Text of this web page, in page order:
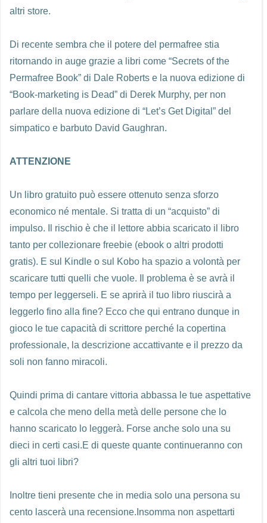
altri store.
Di recente sembra che il potere del permafree stia
ritornando in auge grazie a libri come “Secrets of the
Permafree Book” di Dale Roberts e la nuova edizione di
“Book-marketing is Dead” di Derek Murphy, per non
parlare della nuova edizione di “Let’s Get Digital” del
simpatico e barbuto David Gaughran.
ATTENZIONE
Un libro gratuito può essere ottenuto senza sforzo
economico né mentale. Si tratta di un “acquisto” di
impulso. Il rischio è che il lettore abbia scaricato il libro
tanto per collezionare freebie (ebook o altri prodotti
gratis). E sul Kindle o sul Kobo ha spazio a volontà per
scaricare tutti quelli che vuole. Il problema è se avrà il
tempo per leggerseli. E se aprirà il tuo libro riuscirà a
leggerlo fino alla fine? Ecco che qui entrano dunque in
gioco le tue capacità di scrittore perché la copertina
professionale, la descrizione accattivante e il prezzo da
soli non fanno miracoli.
Quindi prima di cantare vittoria abbassa le tue aspettative
e calcola che meno della metà delle persone che lo
hanno scaricato lo leggerà. Forse anche solo una su
dieci in certi casi.E di queste quante continueranno con
gli altri tuoi libri?
Inoltre tieni presente che in media solo una persona su
cento lascerà una recensione.Insomma non aspettarti